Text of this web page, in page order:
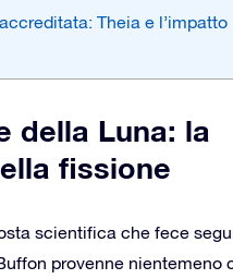
Theia e l’impatto
della Luna: la
fissione
scientifica che fece
provenne nientemeno